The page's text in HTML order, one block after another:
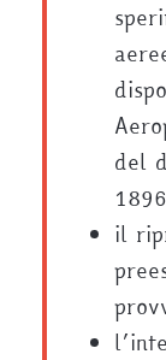
del
il